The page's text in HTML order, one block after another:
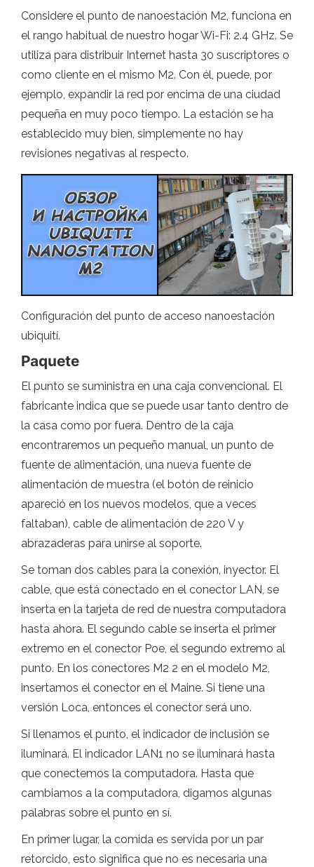
Considere el punto de nanoestación M2, funciona en
el rango habitual de nuestro hogar Wi-Fi: 2.4 GHz. Se
utiliza para distribuir Internet hasta 30 suscriptores o
como cliente en el mismo M2. Con él, puede, por
ejemplo, expandir la red por encima de una ciudad
pequeña en muy poco tiempo. La estación se ha
establecido muy bien, simplemente no hay
revisiones negativas al respecto.
Configuración del punto de acceso nanoestación
ubiquití.
Paquete
El punto se suministra en una caja convencional. El
fabricante indica que se puede usar tanto dentro de
la casa como por fuera. Dentro de la caja
encontraremos un pequeño manual, un punto de
fuente de alimentación, una nueva fuente de
alimentación de muestra (el botón de reinicio
apareció en los nuevos modelos, que a veces
faltaban), cable de alimentación de 220 V y
abrazaderas para unirse al soporte.
Se toman dos cables para la conexión, inyector. El
cable, que está conectado en el conector LAN, se
inserta en la tarjeta de red de nuestra computadora
hasta ahora. El segundo cable se inserta el primer
extremo en el conector Poe, el segundo extremo al
punto. En los conectores M2 2 en el modelo M2,
insertamos el conector en el Maine. Si tiene una
versión Loca, entonces el conector será uno.
Si llenamos el punto, el indicador de inclusión se
iluminará. El indicador LAN1 no se iluminará hasta
que conectemos la computadora. Hasta que
cambiamos a la computadora, digamos algunas
palabras sobre el punto en sí.
En primer lugar, la comida es servida por un par
retorcido, esto significa que no es necesaria una